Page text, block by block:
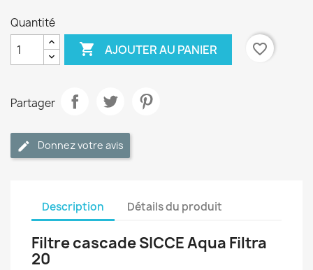
Quantité
 AJOUTER AU PANIER favorite_border
Partager
Donnez votre avis
Description Détails du produit
Filtre cascade SICCE Aqua Filtra
20